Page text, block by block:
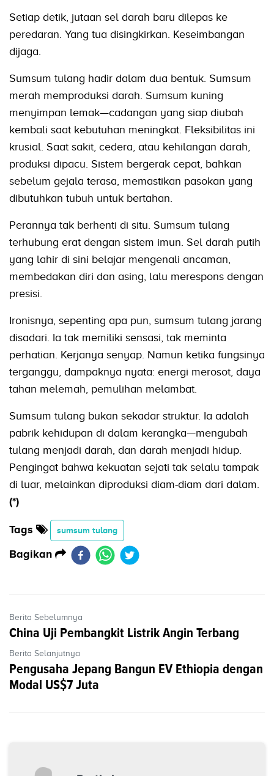
Setiap detik, jutaan sel darah baru dilepas ke
peredaran. Yang tua disingkirkan. Keseimbangan
dijaga.
Sumsum tulang hadir dalam dua bentuk. Sumsum
merah memproduksi darah. Sumsum kuning
menyimpan lemak—cadangan yang siap diubah
kembali saat kebutuhan meningkat. Fleksibilitas ini
krusial. Saat sakit, cedera, atau kehilangan darah,
produksi dipacu. Sistem bergerak cepat, bahkan
sebelum gejala terasa, memastikan pasokan yang
dibutuhkan tubuh untuk bertahan.
Perannya tak berhenti di situ. Sumsum tulang
terhubung erat dengan sistem imun. Sel darah putih
yang lahir di sini belajar mengenali ancaman,
membedakan diri dan asing, lalu merespons dengan
presisi.
Ironisnya, sepenting apa pun, sumsum tulang jarang
disadari. Ia tak memiliki sensasi, tak meminta
perhatian. Kerjanya senyap. Namun ketika fungsinya
terganggu, dampaknya nyata: energi merosot, daya
tahan melemah, pemulihan melambat.
Sumsum tulang bukan sekadar struktur. Ia adalah
pabrik kehidupan di dalam kerangka—mengubah
tulang menjadi darah, dan darah menjadi hidup.
Pengingat bahwa kekuatan sejati tak selalu tampak
di luar, melainkan diproduksi diam-diam dari dalam.
(*)
Tags sumsum tulang
Bagikan
Berita Sebelumnya
China Uji Pembangkit Listrik Angin Terbang
Berita Selanjutnya
Pengusaha Jepang Bangun EV Ethiopia dengan
Modal US$7 Juta